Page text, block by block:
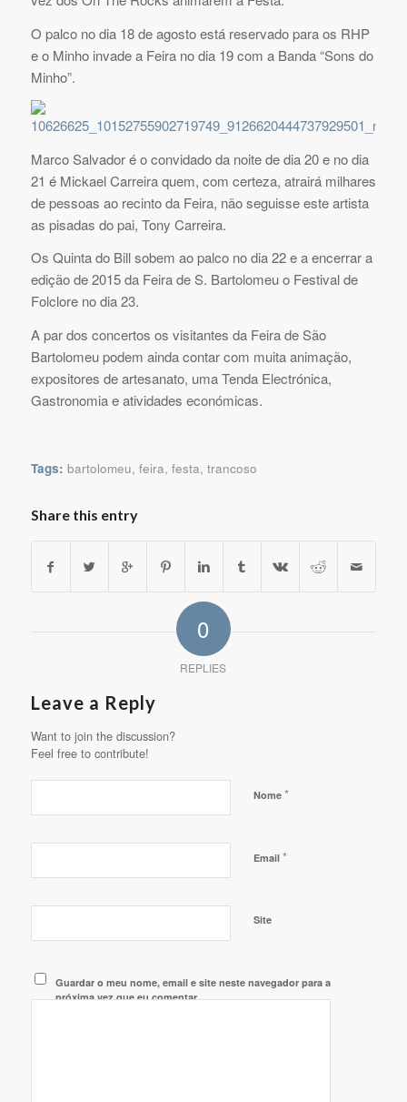
O palco no dia 18 de agosto está reservado para os RHP
e o Minho invade a Feira no dia 19 com a Banda “Sons do
Minho”.
Marco Salvador é o convidado da noite de dia 20 e no dia
21 é Mickael Carreira quem, com certeza, atrairá milhares
de pessoas ao recinto da Feira, não seguisse este artista
as pisadas do pai, Tony Carreira.
Os Quinta do Bill sobem ao palco no dia 22 e a encerrar a
edição de 2015 da Feira de S. Bartolomeu o Festival de
Folclore no dia 23.
A par dos concertos os visitantes da Feira de São
Bartolomeu podem ainda contar com muita animação,
expositores de artesanato, uma Tenda Electrónica,
Gastronomia e atividades económicas.
Tags: bartolomeu, feira, festa, trancoso
Share this entry
0
REPLIES
Leave a Reply
Want to join the discussion?
Feel free to contribute!
Nome *
Email *
Site
Guardar o meu nome, email e site neste navegador para a
próxima vez que eu comentar.